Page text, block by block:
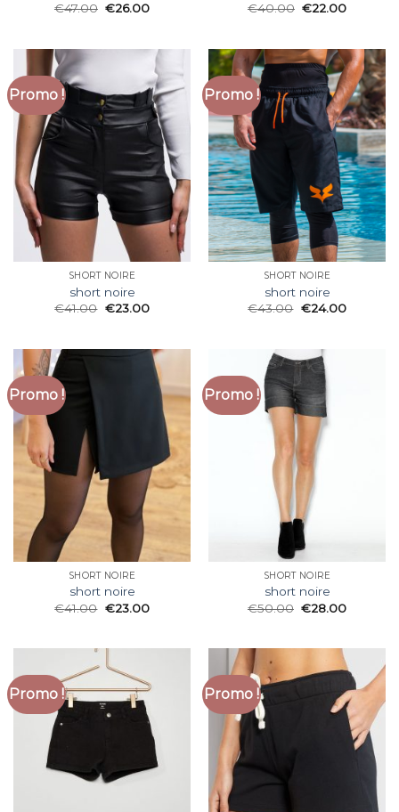
€47.00 €26.00
€40.00 €22.00
Promo !
SHORT NOIRE
short noire
€41.00 €23.00
Promo !
SHORT NOIRE
short noire
€43.00 €24.00
Promo !
SHORT NOIRE
short noire
€41.00 €23.00
Promo !
SHORT NOIRE
short noire
€50.00 €28.00
Promo ! Promo !